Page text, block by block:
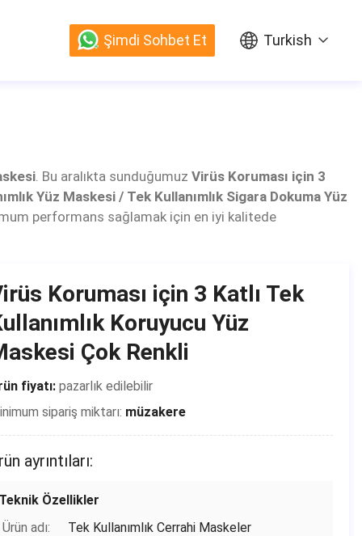
Turkish
Şimdi Sohbet Et
. Bu aralıkta sunduğumuz Virüs Koruması için 3
Yüz Maskesi / Tek Kullanımlık Sigara Dokuma Yüz
performans sağlamak için en iyi kalitede
Koruması için 3 Katlı Tek
Koruyucu Yüz
Çok Renkli
fiyatı: pazarlık edilebilir
sipariş miktarı: müzakere
ayrıntıları:
Teknik Özellikler
Ürün adı:
Tek Kullanımlık Cerrahi Maskeler